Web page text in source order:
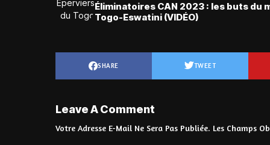
Éliminatoires CAN 2023 : les buts du
Togo-Eswatini (VIDÉO)
SHARE TWEET
Leave A Comment
Votre Adresse E-Mail Ne Sera Pas Publiée. Les Champs